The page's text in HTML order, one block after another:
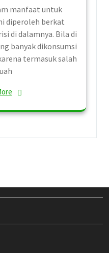
manfaat untuk
diperoleh berkat
di dalamnya. Bila di
banyak dikonsumsi
termasuk salah